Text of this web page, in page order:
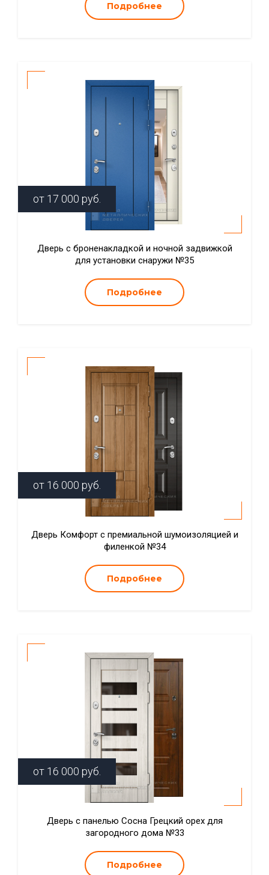
Подробнее
от 17 000 руб.
Дверь с броненакладкой и ночной задвижкой
для установки снаружи №35
Подробнее
от 16 000 руб.
Дверь Комфорт с премиальной шумоизоляцией и
филенкой №34
Подробнее
от 16 000 руб.
Дверь с панелью Сосна Грецкий орех для
загородного дома №33
Подробнее